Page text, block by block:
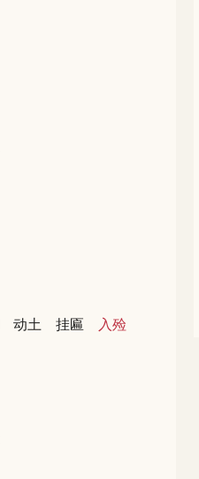
动土 挂匾
入殓